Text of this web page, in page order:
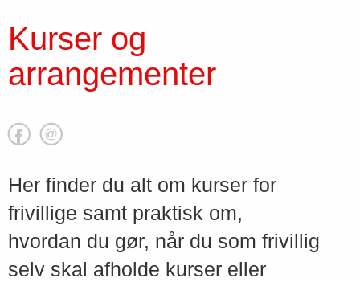
Kurser og
arrangementer
Her finder du alt om kurser for
frivillige samt praktisk om,
hvordan du gør, når du som frivillig
selv skal afholde kurser eller